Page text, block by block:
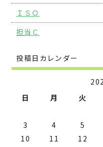
ＩＳＯ
担当Ｃ
投稿日カレンダー
日
月 火
3
4 5
10
11 12